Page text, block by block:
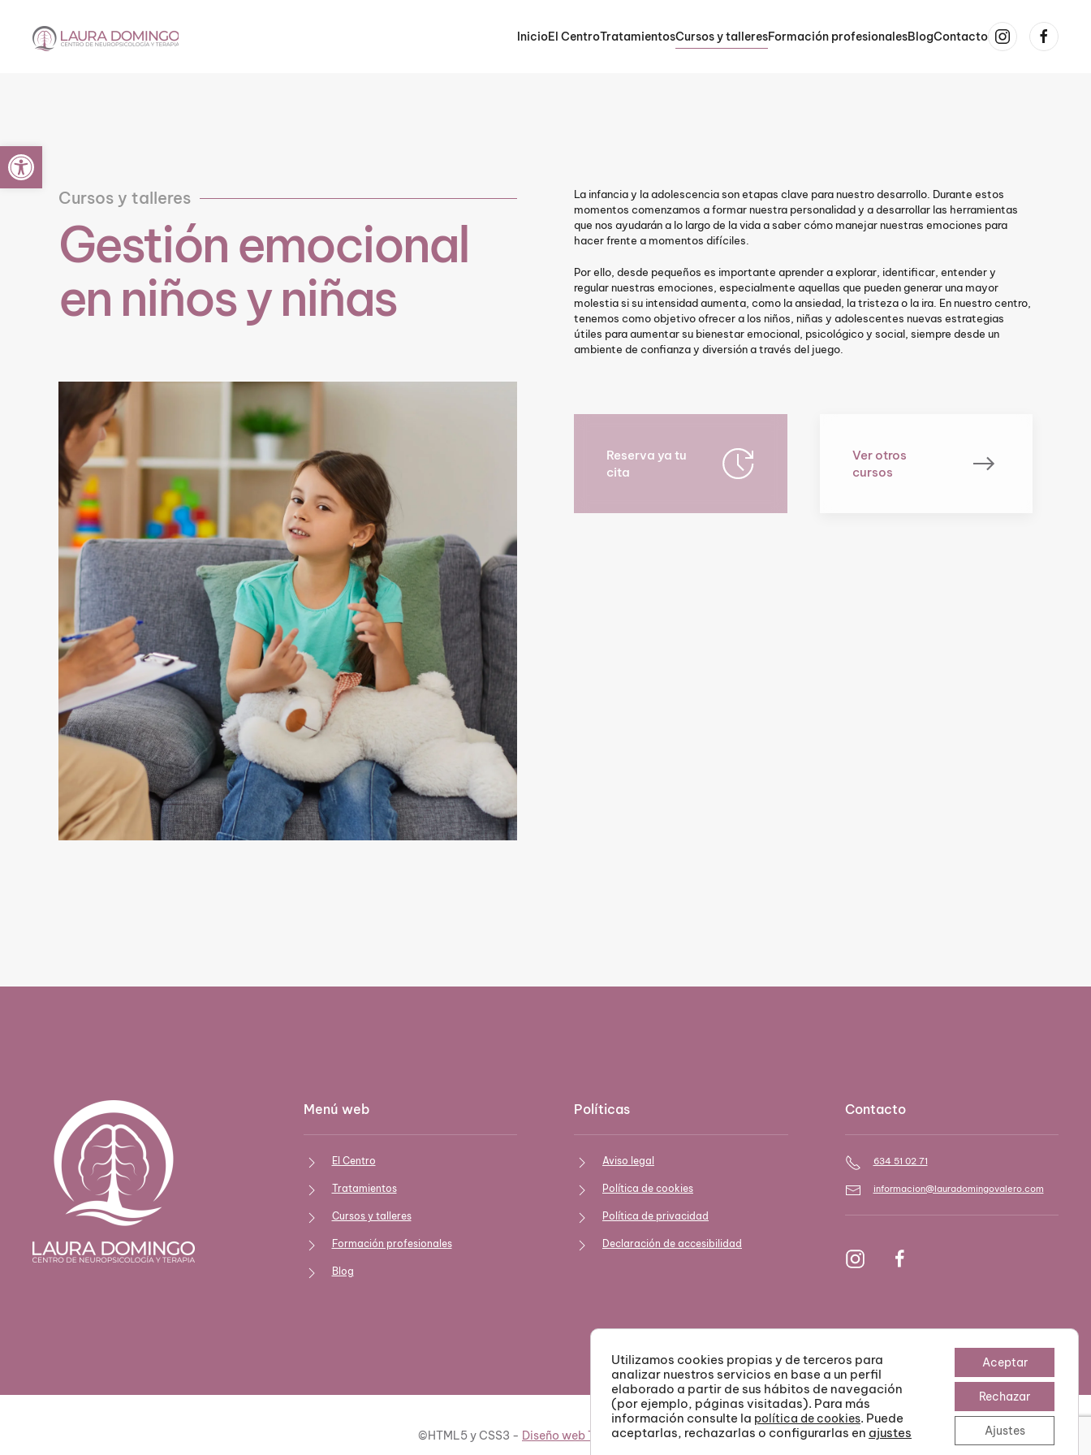
Abrir barra de herramientas
Ir al contenido principal
InicioEl CentroTratamientosCursos y talleresFormación profesionalesBlogContacto
Cursos y talleres
Gestión emocional
en niños y niñas
La infancia y la adolescencia son etapas clave para nuestro desarrollo. Durante estos
momentos comenzamos a formar nuestra personalidad y a desarrollar las herramientas
que nos ayudarán a lo largo de la vida a saber cómo manejar nuestras emociones para
hacer frente a momentos difíciles.
Por ello, desde pequeños es importante aprender a explorar, identificar, entender y
regular nuestras emociones, especialmente aquellas que pueden generar una mayor
molestia si su intensidad aumenta, como la ansiedad, la tristeza o la ira. En nuestro centro,
tenemos como objetivo ofrecer a los niños, niñas y adolescentes nuevas estrategias
útiles para aumentar su bienestar emocional, psicológico y social, siempre desde un
ambiente de confianza y diversión a través del juego.
Reserva ya tu
cita
Ver otros
cursos
Menú web
El Centro
Tratamientos
Cursos y talleres
Formación profesionales
Blog
Políticas
Aviso legal
Política de cookies
Política de privacidad
Declaración de accesibilidad
Contacto
634 51 02 71
informacion@lauradomingovalero.com
©HTML5 y CSS3 - Diseño web Teruel dato360
Utilizamos cookies propias y de terceros para
analizar nuestros servicios en base a un perfil
elaborado a partir de sus hábitos de navegación
(por ejemplo, páginas visitadas). Para más
información consulte la política de cookies. Puede
aceptarlas, rechazarlas o configurarlas en ajustes
Aceptar
Rechazar
Ajustes